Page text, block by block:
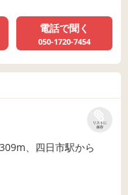
電話で聞く
050-1720-7454
リストに
保存
、四日市駅から